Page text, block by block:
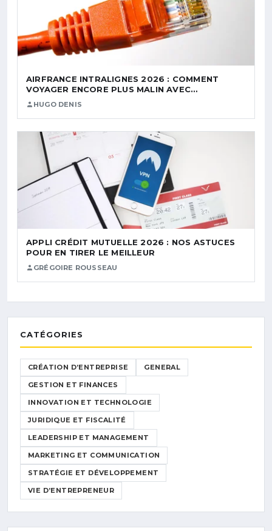
AIRFRANCE INTRALIGNES 2026 : COMMENT
VOYAGER ENCORE PLUS MALIN AVEC…
HUGO DENIS
APPLI CRÉDIT MUTUELLE 2026 : NOS ASTUCES
POUR EN TIRER LE MEILLEUR
GRÉGOIRE ROUSSEAU
CATÉGORIES
CRÉATION D’ENTREPRISE GENERAL
GESTION ET FINANCES
INNOVATION ET TECHNOLOGIE
JURIDIQUE ET FISCALITÉ
LEADERSHIP ET MANAGEMENT
MARKETING ET COMMUNICATION
STRATÉGIE ET DÉVELOPPEMENT
VIE D’ENTREPRENEUR